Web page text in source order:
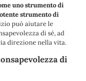
uno strumento di
strumento di
può aiutare le
di sé, ad
direzione nella vita.
di